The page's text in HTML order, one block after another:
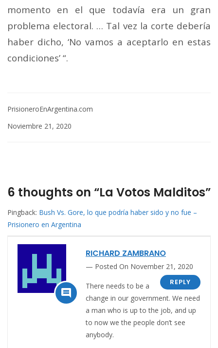
momento en el que todavía era un gran
problema electoral. … Tal vez la corte debería
haber dicho, ‘No vamos a aceptarlo en estas
condiciones’ “.
PrisioneroEnArgentina.com
Noviembre 21, 2020
6 thoughts on “La Votos Malditos”
Pingback: Bush Vs. Gore, lo que podría haber sido y no fue –
Prisionero en Argentina

RICHARD ZAMBRANO
Posted On November 21, 2020
REPLY
There needs to be a
change in our government. We need
a man who is up to the job, and up
to now we the people don’t see
anybody.